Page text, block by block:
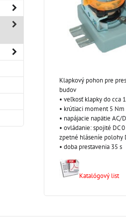
Klapkový pohon pre
budov
• veľkosť klapky do cca
• krútiaci moment 5 Nm
• napájacie napätie AC/
• ovládanie: spojité DC
zpetné hláseníe polohy
• doba prestavenia 35 s
Katalógový list